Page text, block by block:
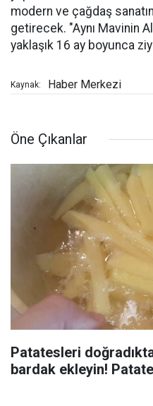
modern ve çağdaş
getirecek. "Aynı Mavinin
yaklaşık 16 ay boyunca
Kaynak: Haber Merkezi
Öne Çıkanlar
Patatesleri
bardak ekleyin!